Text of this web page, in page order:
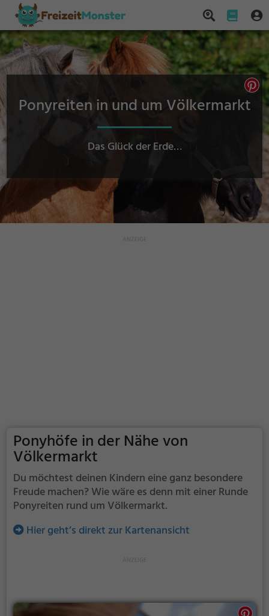
Ponyreiten in und um Völkermarkt
Das Glück der Erde…
Ponyhöfe in der Nähe von
Völkermarkt
Du möchtest deinen Kindern eine ganz besondere
Freude machen? Wie wäre es denn mit einer Runde
Ponyreiten rund um Völkermarkt.
Hier geht’s direkt zur Kartenansicht